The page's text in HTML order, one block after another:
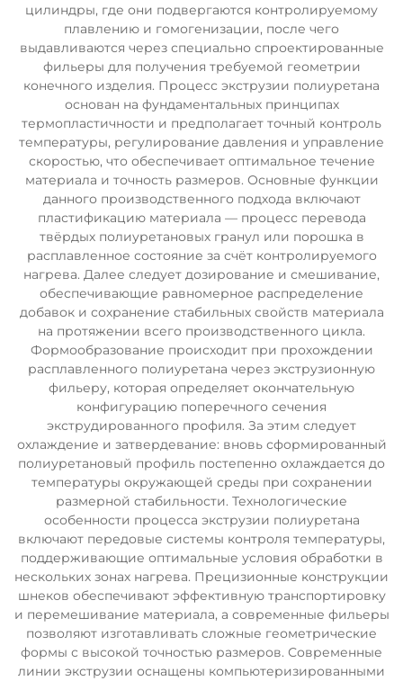
цилиндры, где они подвергаются контролируемому
плавлению и гомогенизации, после чего
выдавливаются через специально спроектированные
фильеры для получения требуемой геометрии
конечного изделия. Процесс экструзии полиуретана
основан на фундаментальных принципах
термопластичности и предполагает точный контроль
температуры, регулирование давления и управление
скоростью, что обеспечивает оптимальное течение
материала и точность размеров. Основные функции
данного производственного подхода включают
пластификацию материала — процесс перевода
твёрдых полиуретановых гранул или порошка в
расплавленное состояние за счёт контролируемого
нагрева. Далее следует дозирование и смешивание,
обеспечивающие равномерное распределение
добавок и сохранение стабильных свойств материала
на протяжении всего производственного цикла.
Формообразование происходит при прохождении
расплавленного полиуретана через экструзионную
фильеру, которая определяет окончательную
конфигурацию поперечного сечения
экструдированного профиля. За этим следует
охлаждение и затвердевание: вновь сформированный
полиуретановый профиль постепенно охлаждается до
температуры окружающей среды при сохранении
размерной стабильности. Технологические
особенности процесса экструзии полиуретана
включают передовые системы контроля температуры,
поддерживающие оптимальные условия обработки в
нескольких зонах нагрева. Прецизионные конструкции
шнеков обеспечивают эффективную транспортировку
и перемешивание материала, а современные фильеры
позволяют изготавливать сложные геометрические
формы с высокой точностью размеров. Современные
линии экструзии оснащены компьютеризированными